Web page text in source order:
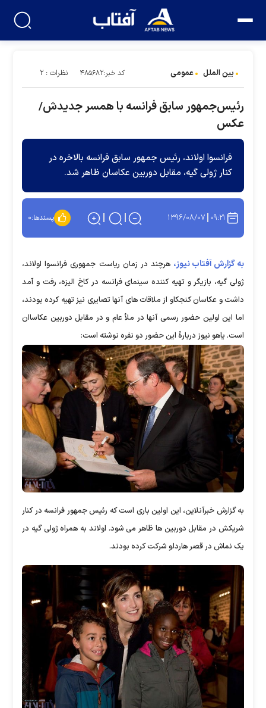
بین الملل عمومی کد خبر:۴۸۵۶۸۲ نظرات : ۲
رئیس‌جمهور سابق فرانسه با همسر جدیدش/
عکس
فرانسوا اولاند، رئیس جمهور سابق فرانسه بالاخره در
کنار ژولی گیه، مقابل دوربین عکاسان ظاهر شد.
۰۹:۲۱ ۱۳۹۶/۰۸/۰۷ پسندها:۰
به گزارش آفتاب نیوز، هرچند در زمان ریاست جمهوری فرانسوا اولاند،
ژولی گیه، بازیگر و تهیه کننده سینمای فرانسه در کاخ الیزه، رفت و آمد
داشت و عکاسان کنجکاو از ملاقات های آنها تصایری نیز تهیه کرده بودند،
اما این اولین حضور رسمی آنها در ملأ عام و در مقابل دوربین عکاساان
است. یاهو نیوز دربارۀ این حضور دو نفره نوشته است:
به گزارش خبرآنلاین، این اولین باری است که رئیس جمهور فرانسه در کنار
شریکش در مقابل دوربین ها ظاهر می شود. اولاند به همراه ژولی گیه در
یک نماش در قصر هاردلو شرکت کرده بودند.